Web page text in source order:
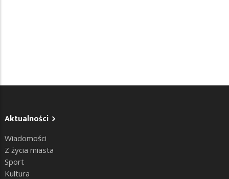
Aktualności
Wiadomości
Z życia miasta
Sport
Kultura